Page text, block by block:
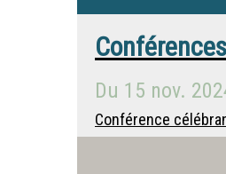
Du 15 nov.
Conférence